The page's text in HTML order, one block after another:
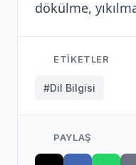
dökülme,
ETIKETLER
#Dil Bilgisi
PAYLAŞ